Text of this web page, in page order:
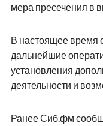
мера пресечения в
В настоящее время
дальнейшие
установления
деятельности и
Ранее Сиб.фм